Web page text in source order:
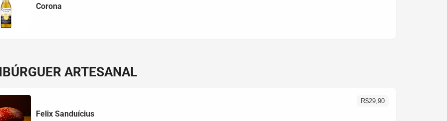
Corona
ARTESANAL
R$29,90
Felix Sanduícius